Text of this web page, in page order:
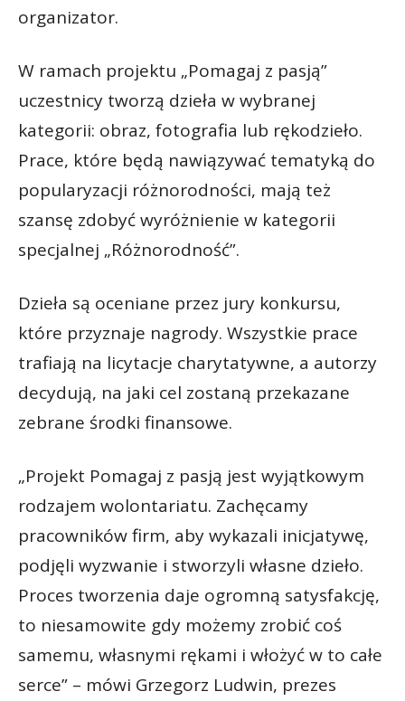
organizator.
W ramach projektu „Pomagaj z pasją”
uczestnicy tworzą dzieła w wybranej
kategorii: obraz, fotografia lub rękodzieło.
Prace, które będą nawiązywać tematyką do
popularyzacji różnorodności, mają też
szansę zdobyć wyróżnienie w kategorii
specjalnej „Różnorodność”.
Dzieła są oceniane przez jury konkursu,
które przyznaje nagrody. Wszystkie prace
trafiają na licytacje charytatywne, a autorzy
decydują, na jaki cel zostaną przekazane
zebrane środki finansowe.
„Projekt Pomagaj z pasją jest wyjątkowym
rodzajem wolontariatu. Zachęcamy
pracowników firm, aby wykazali inicjatywę,
podjęli wyzwanie i stworzyli własne dzieło.
Proces tworzenia daje ogromną satysfakcję,
to niesamowite gdy możemy zrobić coś
samemu, własnymi rękami i włożyć w to całe
serce” – mówi Grzegorz Ludwin, prezes